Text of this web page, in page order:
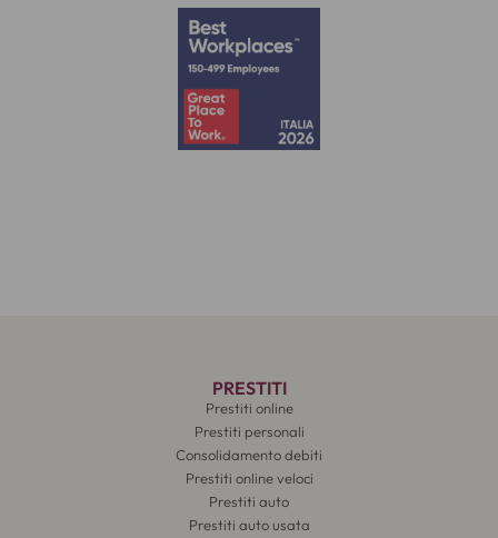
PRESTITI
Prestiti online
Prestiti personali
Consolidamento debiti
Prestiti online veloci
Prestiti auto
Prestiti auto usata